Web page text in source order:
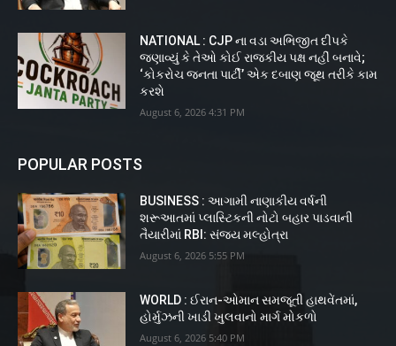
NATIONAL : CJP ના વડા અભિજીત દીપકે
જણાવ્યું કે તેઓ કોઈ રાજકીય પક્ષ નહીં બનાવે;
‘કોકરોચ જનતા પાર્ટી’ એક દબાણ જૂથ તરીકે કામ
કરશે
August 6, 2026 4:31 PM
POPULAR POSTS
BUSINESS : આગામી નાણાકીય વર્ષની
શરૂઆતમાં પ્લાસ્ટિકની નોટો બહાર પાડવાની
તૈયારીમાં RBI: સંજય મલ્હોત્રા
August 6, 2026 5:55 PM
WORLD : ઈરાન-ઓમાન સમજૂતી હાથવેંતમાં,
હોર્મુઝની ખાડી ખુલવાનો માર્ગ મોકળો
August 6, 2026 5:40 PM